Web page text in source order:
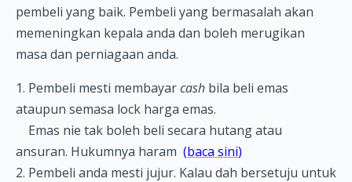
pembeli yang baik. Pembeli yang bermasalah akan
memeningkan kepala anda dan boleh merugikan
masa dan perniagaan anda.
1. Pembeli mesti membayarcash bila beli emas
ataupun semasa lock harga emas.
Emas nie tak boleh beli secara hutang atau
ansuran. Hukumnya haram (baca sini)
2. Pembeli anda mesti jujur. Kalau dah bersetuju untuk